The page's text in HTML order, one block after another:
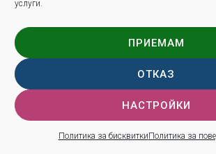
услуги.
ПРИЕМАМ
ОТКАЗ
НАСТРОЙКИ
Политика за бисквитки Политика за